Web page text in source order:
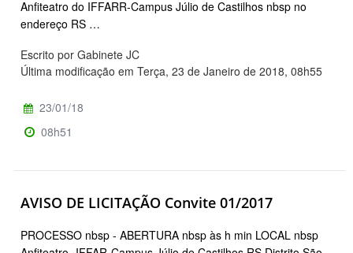
Anfiteatro do IFFARR-Campus Júlio de Castilhos nbsp no
endereço RS …
Escrito por Gabinete JC
Última modificação em Terça, 23 de Janeiro de 2018, 08h55
23/01/18
08h51
AVISO DE LICITAÇÃO Convite 01/2017
PROCESSO nbsp - ABERTURA nbsp às h min LOCAL nbsp